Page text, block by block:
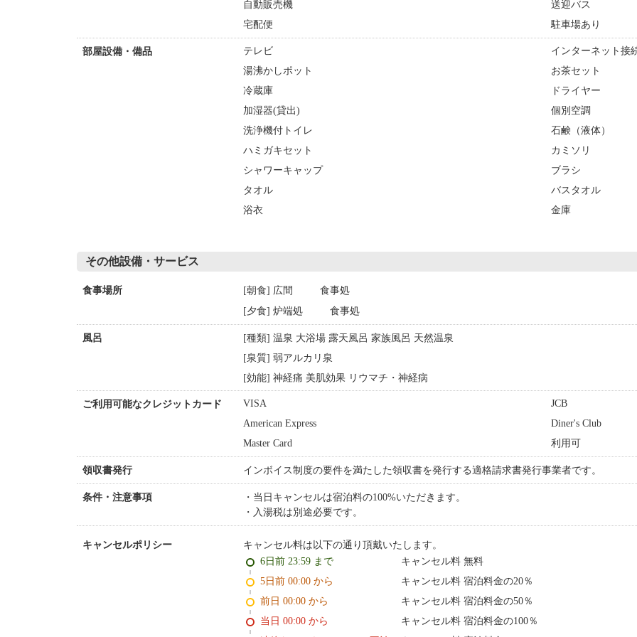
自動販売機
送迎バス
宅配便
駐車場あり
部屋設備・備品 テレビ
インターネット接
湯沸かしポット
お茶セット
冷蔵庫
ドライヤー
加湿器(貸出)
個別空調
洗浄機付トイレ
石鹸（液体）
ハミガキセット
カミソリ
シャワーキャップ
ブラシ
タオル
バスタオル
浴衣
金庫
その他設備・サービス
食事場所 [朝食] 広間
食事処
[夕食] 炉端処
食事処
風呂
[種類] 温泉 大浴場 露天風呂 家族風呂 天然温泉
[泉質] 弱アルカリ泉
[効能] 神経痛 美肌効果 リウマチ・神経病
ご利用可能なクレジットカード VISA
JCB
American Express
Diner's Club
Master Card
利用可
領収書発行 インボイス制度の要件を満たした領収書を発行する適格請求書発行事業者です。
条件・注意事項
当日キャンセルは宿泊料の100%いただきます。
入湯税は別途必要です。
キャンセルポリシー キャンセル料は以下の通り頂戴いたします。
6日前 23:59 まで
キャンセル料 無料
5日前 00:00 から
キャンセル料 宿泊料金の20％
前日 00:00 から
キャンセル料 宿泊料金の50％
当日 00:00 から
キャンセル料 宿泊料金の100％